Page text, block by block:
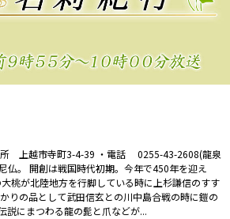
ト
ツ・アプリ
ケンジュ 愛の募金
防災・減災
所 上越市寺町3-4-39 ・電話 0255-43-2608(龍泉
。 開創は戦国時代初期。今年で450年を迎え
桃が北陸地方を行脚している時に上杉謙信のすす
りの品として武田信玄との川中島合戦の時に鎧の
説にまつわる龍の髭と爪などが...